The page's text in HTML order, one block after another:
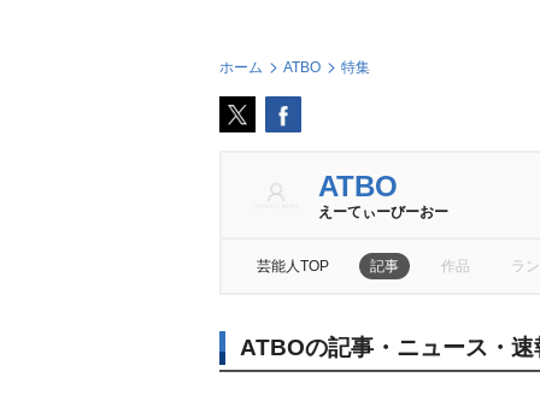
ホーム ATBO 特集
ATBO
えーてぃーびーおー
芸能人TOP 記事 作品 ラ
ATBOの記事・ニュース・速